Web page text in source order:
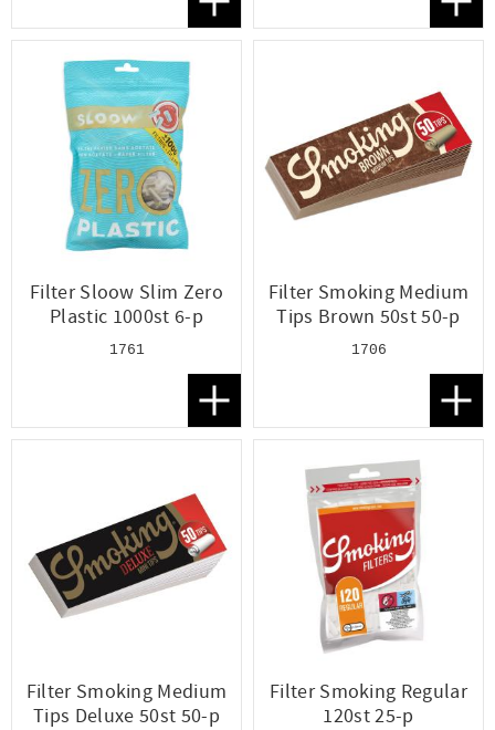
Lägg till i favoriter
Filter Sloow Slim Zero
Plastic 1000st 6-p
1761
Lägg till i favoriter
Filter Smoking Medium
Tips Brown 50st 50-p
1706
Filter Smoking Medium
Tips Deluxe 50st 50-p
Filter Smoking Regular
120st 25-p